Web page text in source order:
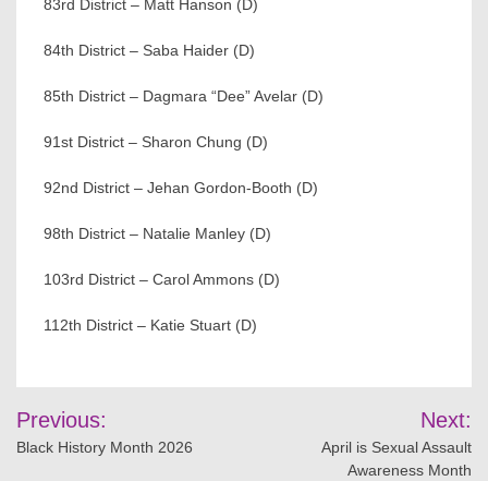
83rd District – Matt Hanson (D)
84th District – Saba Haider (D)
85th District – Dagmara “Dee” Avelar (D)
91st District – Sharon Chung (D)
92nd District – Jehan Gordon-Booth (D)
98th District – Natalie Manley (D)
103rd District – Carol Ammons (D)
112th District – Katie Stuart (D)
Post
navigation
Previous:
Black History Month 2026
Next:
April is Sexual Assault
Awareness Month